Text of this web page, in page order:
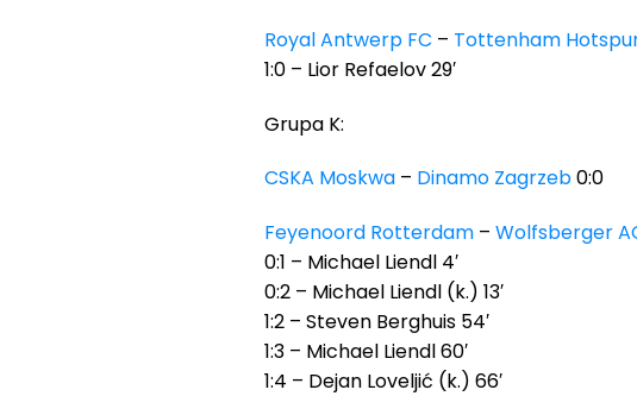
Royal Antwerp FC – Tottenham
1:0 – Lior Refaelov 29′
Grupa K:
CSKA Moskwa – Dinamo Zagrzeb0:0
Feyenoord Rotterdam – Wolfsberger
0:1 – Michael Liendl 4′
0:2 – Michael Liendl (k.) 13′
1:2 – Steven Berghuis 54′
1:3 – Michael Liendl 60′
1:4 – Dejan Loveljić (k.) 66′